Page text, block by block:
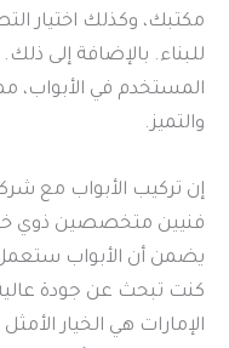
مكتبك، وكذلك اختيار
للبناء. بالإضافة إلى
المستخدم في الأبواب،
والتميز.
إن تركيب الأبواب مع
فنيين متخصصين ذوي
يضمن أن الأبواب
كنت تبحث عن جودة
الإمارات هي الخيار